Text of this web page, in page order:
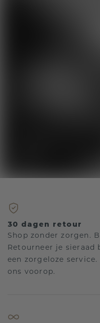
30 dagen retour
Shop zonder zorgen.
Retourneer je sieraad
een zorgeloze
ons voorop.